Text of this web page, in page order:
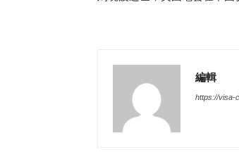
編輯
https://visa-